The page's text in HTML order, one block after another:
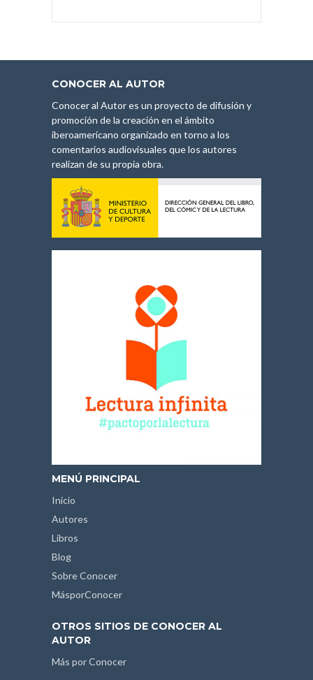
CONOCER AL AUTOR
Conocer al Autor es un proyecto de difusión y
promoción de la creación en el ámbito
iberoamericano organizado en torno a los
comentarios audiovisuales que los autores
realizan de su propia obra.
MENÚ PRINCIPAL
Inicio
Autores
Libros
Blog
Sobre Conocer
MásporConocer
OTROS SITIOS DE CONOCER AL
AUTOR
Más por Conocer